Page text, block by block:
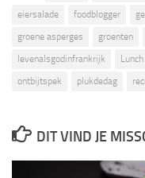
eiersalade
foodblogger
groene asperges
groenten
levenalsgodinfrankrijk
Lunch
ontbijtspek
plukdedag
DIT VIND JE